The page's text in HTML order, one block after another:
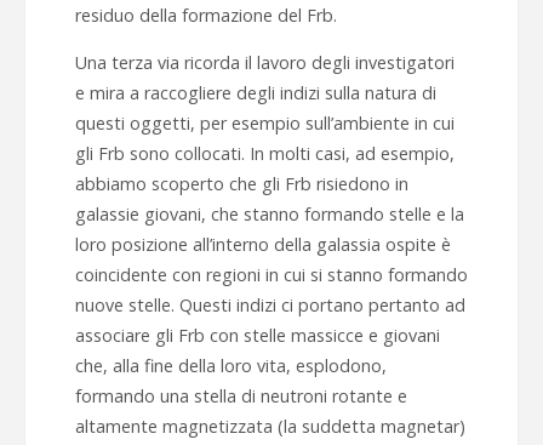
residuo della formazione del Frb.
Una terza via ricorda il lavoro degli investigatori
e mira a raccogliere degli indizi sulla natura di
questi oggetti, per esempio sull’ambiente in cui
gli Frb sono collocati. In molti casi, ad esempio,
abbiamo scoperto che gli Frb risiedono in
galassie giovani, che stanno formando stelle e la
loro posizione all’interno della galassia ospite è
coincidente con regioni in cui si stanno formando
nuove stelle. Questi indizi ci portano pertanto ad
associare gli Frb con stelle massicce e giovani
che, alla fine della loro vita, esplodono,
formando una stella di neutroni rotante e
altamente magnetizzata (la suddetta magnetar)